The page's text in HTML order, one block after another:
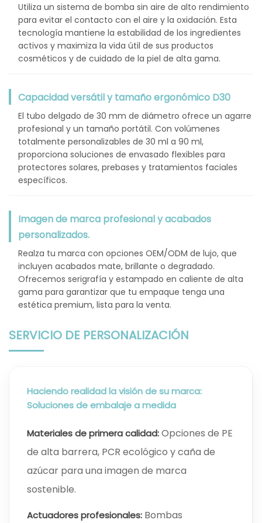
Utiliza un sistema de bomba sin aire de alto rendimiento
para evitar el contacto con el aire y la oxidación. Esta
tecnología mantiene la estabilidad de los ingredientes
activos y maximiza la vida útil de sus productos
cosméticos y de cuidado de la piel de alta gama.
Capacidad versátil y tamaño ergonómico D30
El tubo delgado de 30 mm de diámetro ofrece un agarre
profesional y un tamaño portátil. Con volúmenes
totalmente personalizables de 30 ml a 90 ml,
proporciona soluciones de envasado flexibles para
protectores solares, prebases y tratamientos faciales
específicos.
Imagen de marca profesional y acabados
personalizados.
Realza tu marca con opciones OEM/ODM de lujo, que
incluyen acabados mate, brillante o degradado.
Ofrecemos serigrafía y estampado en caliente de alta
gama para garantizar que tu empaque tenga una
estética premium, lista para la venta.
SERVICIO DE PERSONALIZACIÓN
Haciendo realidad la visión de su marca:
Soluciones de embalaje a medida
Materiales de primera calidad:Opciones de PE
de alta barrera, PCR ecológico y caña de
azúcar para una imagen de marca
sostenible.
Actuadores profesionales: Bombas